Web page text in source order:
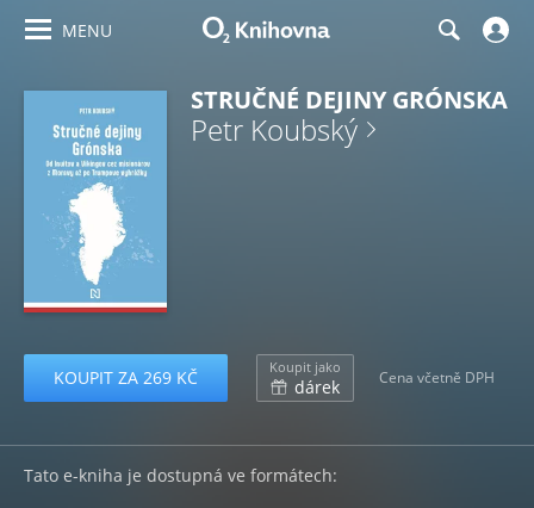
MENU
STRUČNÉ DEJINY GRÓNSKA
Petr Koubský
KOUPIT ZA 269 KČ Koupit jako
dárek Cena včetně DPH
Tato e-kniha je dostupná ve formátech: